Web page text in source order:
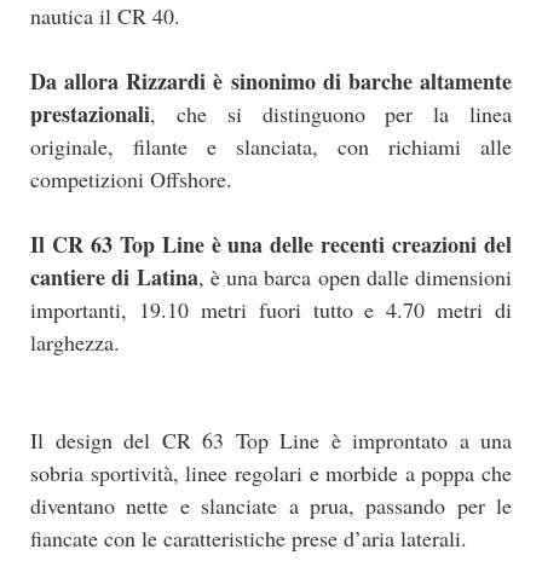
nautica il CR 40.
Da allora Rizzardi è sinonimo di barche altamente
prestazionali, che si distinguono per la linea
originale, filante e slanciata, con richiami alle
competizioni Offshore.
Il CR 63 Top Line è una delle recenti creazioni del
cantiere di Latina, è una barca open dalle dimensioni
importanti, 19.10 metri fuori tutto e 4.70 metri di
larghezza.
Il design del CR 63 Top Line è improntato a una
sobria sportività, linee regolari e morbide a poppa che
diventano nette e slanciate a prua, passando per le
fiancate con le caratteristiche prese d’aria laterali.